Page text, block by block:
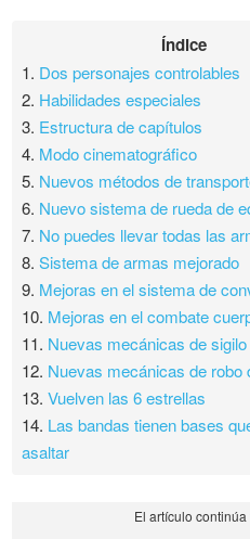
Índice
1. Dos personajes controlables
2. Habilidades especiales
3. Estructura de capítulos
4. Modo cinematográfico
5. Nuevos métodos de
6. Nuevo sistema de rueda de
7. No puedes llevar todas las
8.Sistema de armas mejorado
9. Mejoras en el sistema de
10. Mejoras en el combate
11. Nuevas mecánicas de sigilo
12. Nuevas mecánicas de robo
13.Vuelven las 6 estrellas
14. Las bandas tienen bases
asaltar